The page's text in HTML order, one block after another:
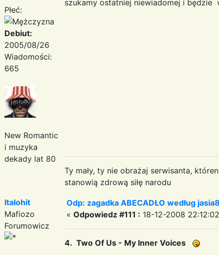
Płeć:
Debiut:
2005/08/26
Wiadomości:
665
New Romantic
i muzyka
dekady lat 80
szukamy ostatniej niewiadomej i będzie
Ty mały, ty nie obrażaj serwisanta,
stanowią zdrową siłę narodu
Italohit
Mafiozo
Forumowicz
Odp: zagadka ABECADŁO według
« Odpowiedz #111 : 18-12-2008
4. Two Of Us - My Inner Voices